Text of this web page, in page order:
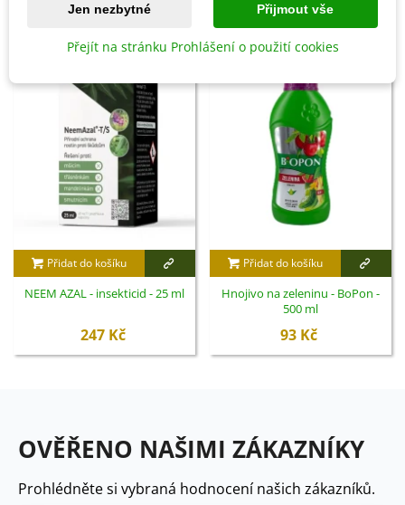
SOUVISEJÍCÍ PRODUKTY
Přidat do košíku
NEEM AZAL - insekticid - 25 ml
247 Kč
Přidat do košíku
Hnojivo na zeleninu - BoPon -
500 ml
93 Kč
OVĚŘENO NAŠIMI ZÁKAZNÍKY
Prohlédněte si vybraná hodnocení našich zákazníků.
Jen nezbytné Přijmout vše
Přejít na stránku Prohlášení o použití cookies